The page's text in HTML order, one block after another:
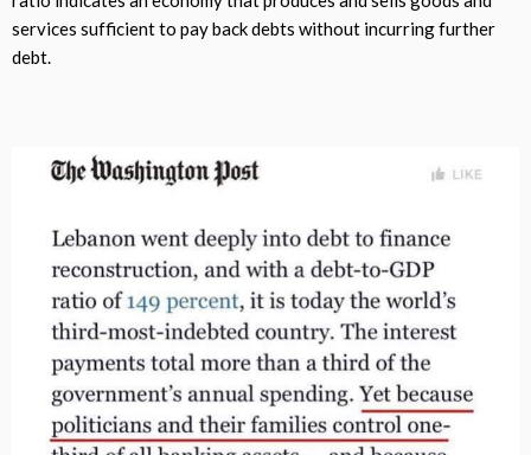
services sufficient to pay back debts without incurring further
debt.